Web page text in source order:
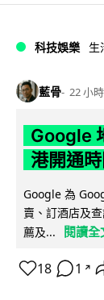
科技娛樂 生
藍骨 22 小時
Google
港開通
Google 為
賣、訂酒店及
薦及...
閱讀全
18 1 ↗